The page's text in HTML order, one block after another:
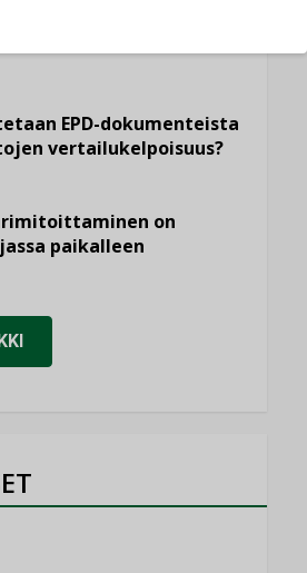
EPD-dokumenteista
vertailukelpoisuus?
on
paikalleen